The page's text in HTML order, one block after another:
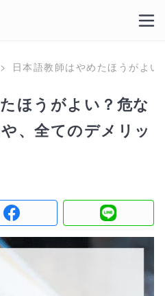
日本語教師はやめたほうがよ
ほうがよい？危な
、全てのデメリッ